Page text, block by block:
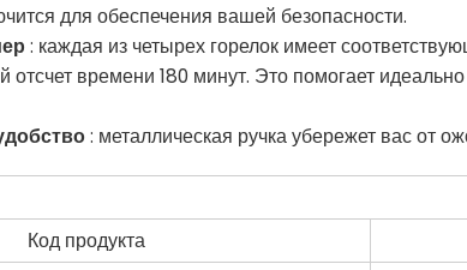
для обеспечения вашей безопасности.
: каждая из четырех горелок имеет
времени 180 минут. Это помогает
: металлическая ручка убережет вас от
Код продукта